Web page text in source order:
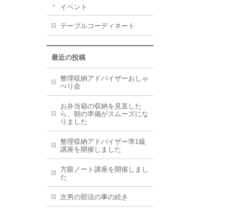
イベント
テーブルコーディネート
最近の投稿
整理収納アドバイザーおしゃ
べり会
お弁当箱の収納を見直した
ら、朝の準備がスムーズにな
りました
整理収納アドバイザー準1級
講座を開催しました
方眼ノート講座を開催しまし
た
次男の部活の事の続き